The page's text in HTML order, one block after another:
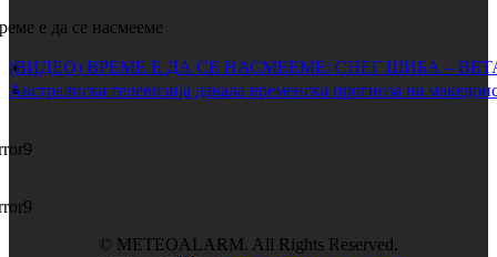
е да се насмееме
(ВИДЕО) ВРЕМЕ Е ДА СЕ НАСМЕЕМЕ: СНЕГ ШИБА –
Австралиска телевизија давала временска прогноза на
© METEOALARM. All Rights Reserved.